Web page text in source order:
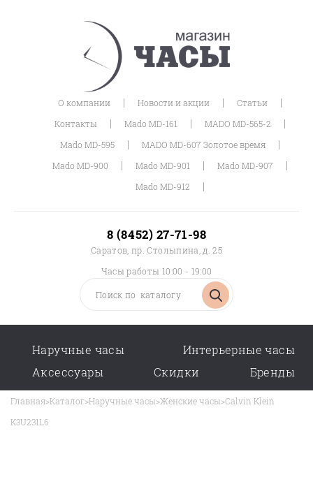
О компании | Новости и акции | Статьи |
Контакты | Mado MD-161 | MADO MD-565-2 |
Mado MD-595 | MADO MD-607 Золотое время |
Mado MD-900 | Mado MD-901 | Mado MD-907 |
Mado MD-912 |
8 (8452) 27-71-98
Саратов, пр. Столыпина, д. 25
Часы работы 10:00 - 19:00
Наручные часы
Интерьерные часы
Аксессуары
Скидки Бренды
Главная>Каталог>Наручные часы>Женские часы>Calvin Klein
K3U231L6